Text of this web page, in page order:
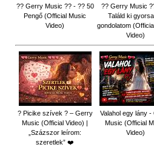
?? Gerry Music ?? - ?? 50
Pengő (Official Music
Video)
?? Gerry Music
Találd ki
gondolatom
Video)
? Picike szívek ? – Gerry
Music (Official Video) |
„Százszor leírom:
szeretlek” ❤️
Valahol egy lány -
Music (Official
Video)